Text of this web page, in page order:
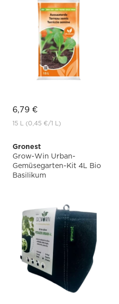
6,79 €
15 L (0,45 €/1 L)
Gronest
Grow-Win Urban-
Gemüsegarten-Kit 4L Bio
Basilikum